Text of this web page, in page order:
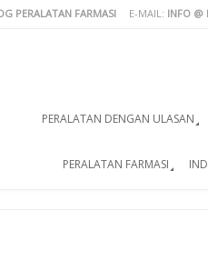
PERALATAN FARMASI E-MAIL: INFO @
PERALATAN DENGAN ULASAN
PERALATAN FARMASI